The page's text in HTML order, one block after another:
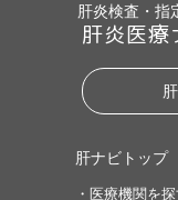
肝炎検査・指
肝炎医療
肝ナビトップ
・医療機関を